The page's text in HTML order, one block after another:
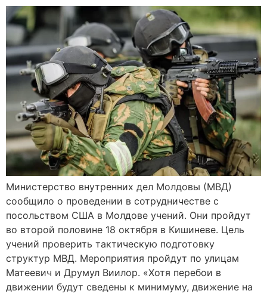
Министерство внутренних дел Молдовы (МВД)
сообщило о проведении в сотрудничестве с
посольством США в Молдове учений. Они пройдут
во второй половине 18 октября в Кишиневе. Цель
учений проверить тактическую подготовку
структур МВД. Мероприятия пройдут по улицам
Матеевич и Друмул Виилор. «Хотя перебои в
движении будут сведены к минимуму, движение на